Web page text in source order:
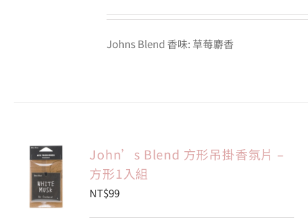
Johns Blend 香味: 草莓麝香
加入購
物車
詳
John’s Blend 方形吊掛香氛片 –
方形1入組
NT$99